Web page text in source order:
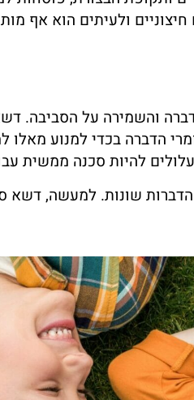
ולעיתים הוא אף
והשמירה על הסביבה.
הדברה בכדי למנוע
להיות סכנה ממשית
הדברות שונות. למעשה,